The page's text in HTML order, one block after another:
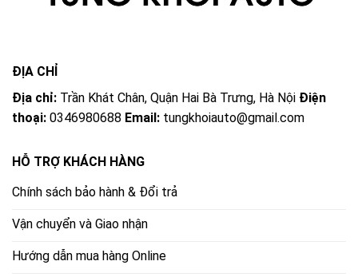
ĐỊA CHỈ
Địa chỉ: Trần Khát Chân, Quận Hai Bà Trưng, Hà Nội Điện
thoại: 0346980688 Email: tungkhoiauto@gmail.com
HỖ TRỢ KHÁCH HÀNG
Chính sách bảo hành & Đổi trả
Vận chuyển và Giao nhận
Hướng dẫn mua hàng Online